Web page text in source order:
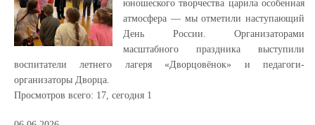
юношеского творчества царила особенная
атмосфера — мы отметили наступающий
День России. Организаторами
масштабного праздника выступили
воспитатели летнего лагеря «Дворцовёнок» и педагоги-
организаторы Дворца.
Просмотров всего: 17, сегодня 1